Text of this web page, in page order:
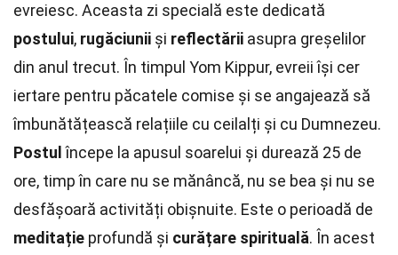
evreiesc. Aceasta zi specială este dedicată
postului, rugăciunii și reflectării asupra greșelilor
din anul trecut. În timpul Yom Kippur, evreii își cer
iertare pentru păcatele comise și se angajează să
îmbunătățească relațiile cu ceilalți și cu Dumnezeu.
Postul începe la apusul soarelui și durează 25 de
ore, timp în care nu se mănâncă, nu se bea și nu se
desfășoară activități obișnuite. Este o perioadă de
meditație profundă și curățare spirituală. În acest